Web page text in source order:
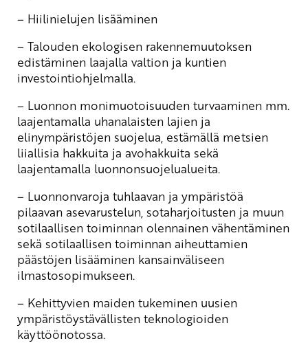
– Hiilinielujen lisääminen
– Talouden ekologisen rakennemuutoksen
edistäminen laajalla valtion ja kuntien
investointiohjelmalla.
– Luonnon monimuotoisuuden turvaaminen mm.
laajentamalla uhanalaisten lajien ja
elinympäristöjen suojelua, estämällä metsien
liiallisia hakkuita ja avohakkuita sekä
laajentamalla luonnonsuojelualueita.
– Luonnonvaroja tuhlaavan ja ympäristöä
pilaavan asevarustelun, sotaharjoitusten ja muun
sotilaallisen toiminnan olennainen vähentäminen
sekä sotilaallisen toiminnan aiheuttamien
päästöjen lisääminen kansainväliseen
ilmastosopimukseen.
– Kehittyvien maiden tukeminen uusien
ympäristöystävällisten teknologioiden
käyttöönotossa.